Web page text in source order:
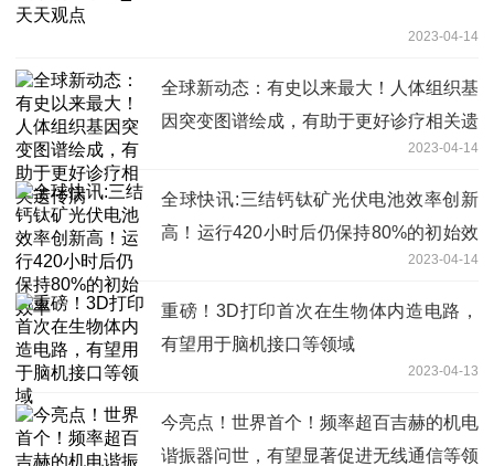
2023-04-14
全球新动态：有史以来最大！人体组织基
因突变图谱绘成，有助于更好诊疗相关遗
2023-04-14
全球快讯:三结钙钛矿光伏电池效率创新
高！运行420小时后仍保持80%的初始效
2023-04-14
重磅！3D打印首次在生物体内造电路，
有望用于脑机接口等领域
2023-04-13
今亮点！世界首个！频率超百吉赫的机电
谐振器问世，有望显著促进无线通信等领